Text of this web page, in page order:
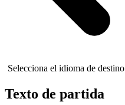
Selecciona el idioma de destino
Texto de partida